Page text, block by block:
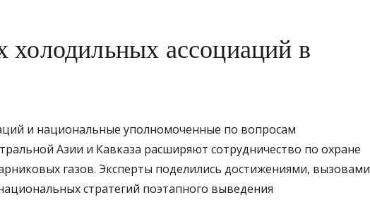
холодильных ассоциаций в
и национальные уполномоченные по вопросам
Азии и Кавказа расширяют сотрудничество по охране
газов. Эксперты поделились достижениями, вызовами
стратегий поэтапного выведения